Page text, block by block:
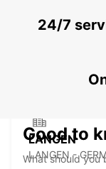
FRANKFURT
LANGEN
LANGEN -
24/7
Good to
What should you